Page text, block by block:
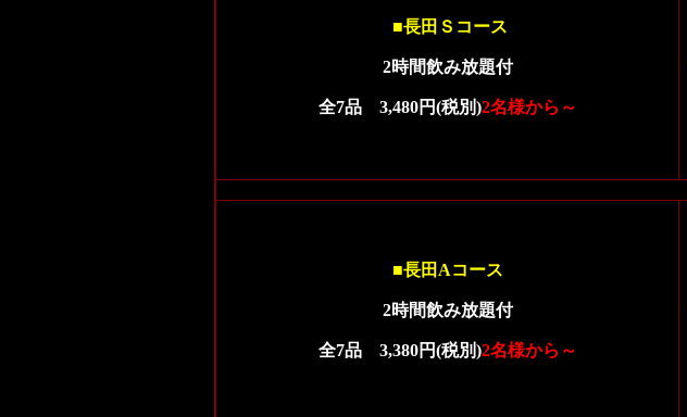
■長田Ｓコース
2時間飲み放題付
全7品 3,480円(税別)2名様から～
■長田Aコース
2時間飲み放題付
全7品 3,380円(税別)2名様から～